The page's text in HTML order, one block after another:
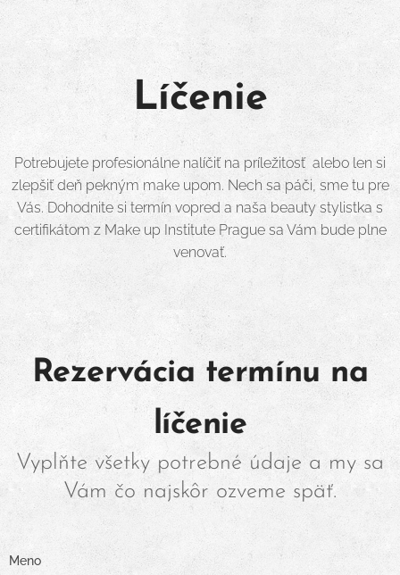
Líčenie
Potrebujete profesionálne nalíčiť na príležitosť alebo len si
zlepšiť deň pekným make upom. Nech sa páči, sme tu pre
Vás. Dohodnite si termín vopred a naša beauty stylistka s
certifikátom z Make up Institute Prague sa Vám bude plne
venovať.
Rezervácia termínu na
líčenie
Vyplňte všetky potrebné údaje a my sa
Vám čo najskôr ozveme späť.
Meno